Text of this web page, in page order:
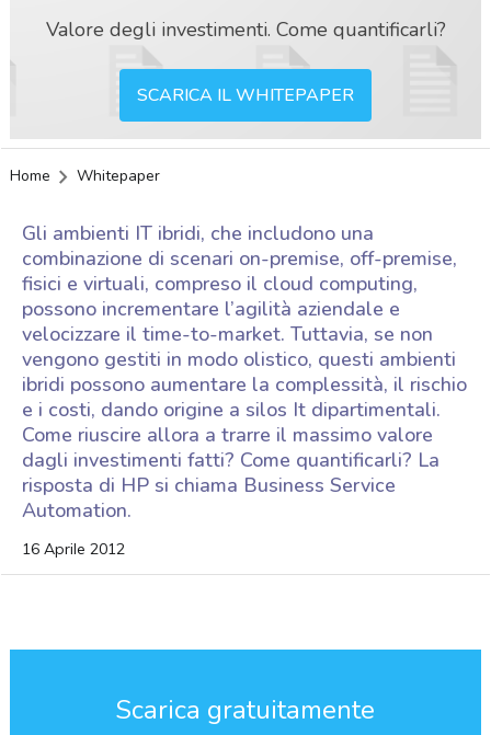
Valore degli investimenti. Come quantificarli?
SCARICA IL WHITEPAPER
Home Whitepaper
Gli ambienti IT ibridi, che includono una
combinazione di scenari on-premise, off-premise,
fisici e virtuali, compreso il cloud computing,
possono incrementare l’agilità aziendale e
velocizzare il time-to-market. Tuttavia, se non
vengono gestiti in modo olistico, questi ambienti
ibridi possono aumentare la complessità, il rischio
e i costi, dando origine a silos It dipartimentali.
Come riuscire allora a trarre il massimo valore
dagli investimenti fatti? Come quantificarli? La
risposta di HP si chiama Business Service
Automation.
16 Aprile 2012
Scarica gratuitamente